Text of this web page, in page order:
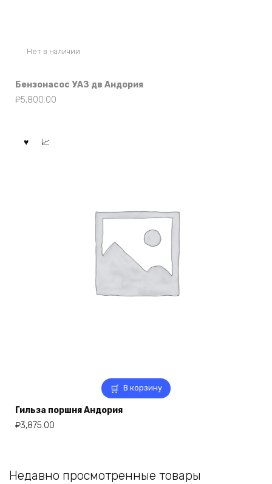
Нет в наличии
Бензонасос УАЗ дв Андория
₽5,800.00
В корзину
Гильза поршня Андория
₽3,875.00
Недавно просмотренные товары